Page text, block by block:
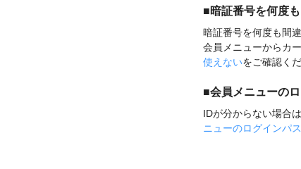
■暗証番号を何度
暗証番号を何度も間
会員メニューからカ
使えないをご確認くだ
■会員メニューの
IDが分からない場合は
ニューのログインパ